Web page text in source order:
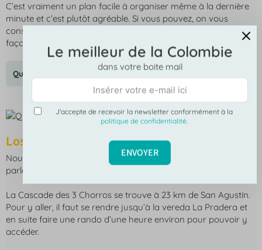
C’est vraiment un plan facile à organiser même à la dernière
minute et c’est plutôt agréable. Si vous pouvez, on vous
conseille d’y aller plutôt en semaine pour profiter du lieu de
façon plus tranquille.
Quels sont les tarifs d’entrée à la cascade El Cinco
Los 3 Chorros
Nous n’avons pas réussi à y aller, mais on nous a beaucoup
parlé de cette cascade, alors on vous partage l’info.
La Cascade des 3 Chorros se trouve à 23 km de San Agustín.
Pour y aller, il faut se rendre jusqu’à la vereda La Pradera et
en suite faire une rando d’une heure environ pour pouvoir y
accéder.
Le meilleur de la Colombie
dans votre boite mail
J'accepte de recevoir la newsletter conformément à la
politique de confidentialité.
ENVOYER